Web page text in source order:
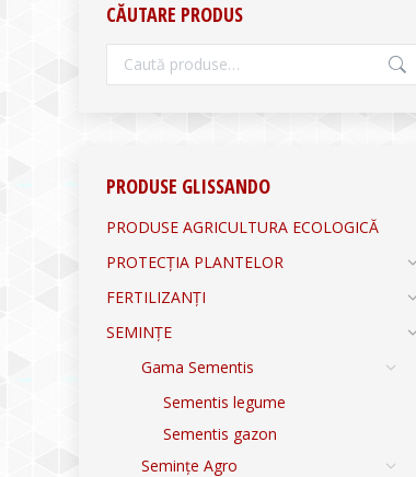
CĂUTARE PRODUS
PRODUSE GLISSANDO
PRODUSE AGRICULTURA ECOLOGICĂ
PROTECȚIA PLANTELOR
FERTILIZANȚI
SEMINȚE
Gama Sementis
Sementis legume
Sementis gazon
Semințe Agro